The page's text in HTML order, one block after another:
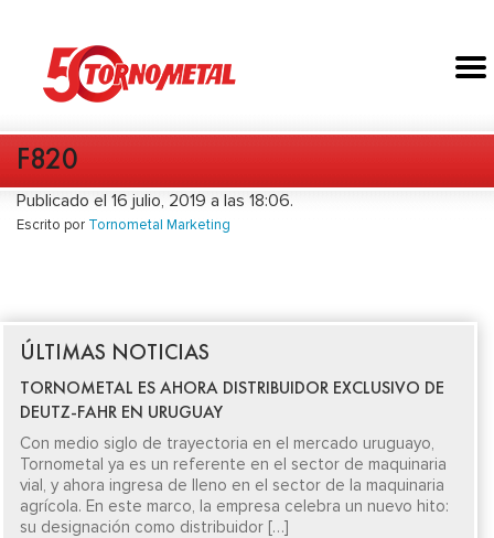
F820
Publicado el 16 julio, 2019 a las 18:06.
Escrito por Tornometal Marketing
ÚLTIMAS NOTICIAS
TORNOMETAL ES AHORA DISTRIBUIDOR EXCLUSIVO DE
DEUTZ-FAHR EN URUGUAY
Con medio siglo de trayectoria en el mercado uruguayo,
Tornometal ya es un referente en el sector de maquinaria
vial, y ahora ingresa de lleno en el sector de la maquinaria
agrícola. En este marco, la empresa celebra un nuevo hito:
su designación como distribuidor […]